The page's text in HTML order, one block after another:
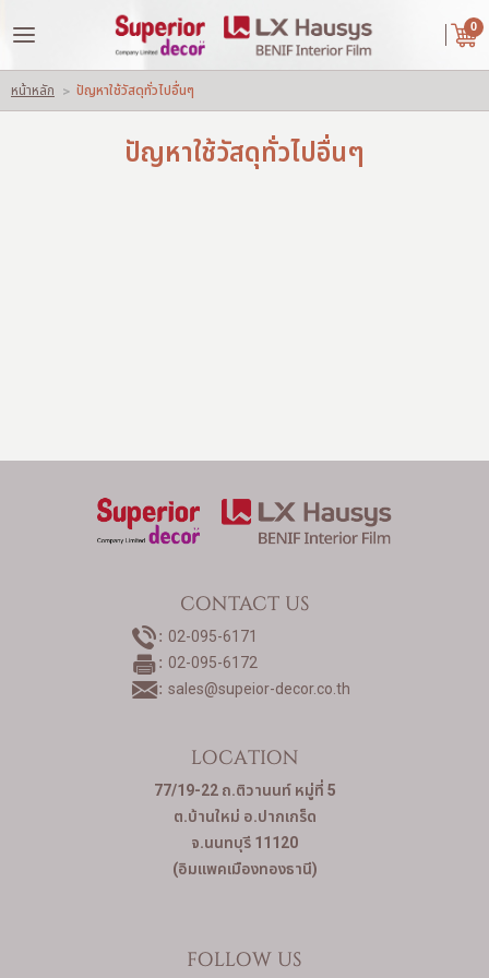
ไทย English
LOGIN REGISTER
ปัญหาใช้วัสดุทั่วไปอื่นๆ
สาขาของเรา
ติดต่อเรา
0
หน้าหลัก > ปัญหาใช้วัสดุทั่วไปอื่นๆ
ปัญหาใช้วัสดุทั่วไปอื่นๆ
CONTACT US
02-095-6171
02-095-6172
sales@supeior-decor.co.th
LOCATION
77/19-22 ถ.ติวานนท์ หมู่ที่ 5
ต.บ้านใหม่ อ.ปากเกร็ด
จ.นนทบุรี 11120
(อิมแพคเมืองทองธานี)
FOLLOW US